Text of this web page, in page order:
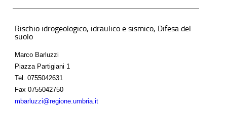
Rischio idrogeologico, idraulico e sismico, Difesa del
suolo
Marco Barluzzi
Piazza Partigiani 1
Tel.
0755042631
Fax 0755042750
mbarluzzi@regione.umbria.it